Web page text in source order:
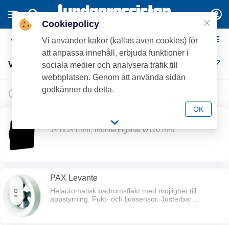
Våtrumsfläktar
Våtrumsfläktar (5)
141x141mm, monteringshål Ø110 mm.
PAX Levante
Helautomatisk badrumsfläkt med möjlighet till
appstyrning. Fukt- och ljussensor. Justerbar
Cookiepolicy
Vi använder kakor (kallas även cookies) för
att anpassa innehåll, erbjuda funktioner i
sociala medier och analysera trafik till
webbplatsen. Genom att använda sidan
godkänner du detta.
OK